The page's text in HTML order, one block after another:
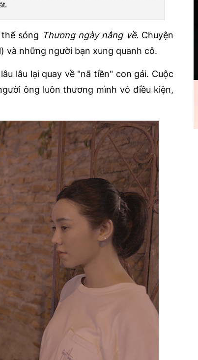
sóng Thương ngày nắng về. Chuyện
và những người bạn xung quanh cô.
lâu lại quay về "nã tiền" con gái. Cuộc
ông luôn thương mình vô điều kiện,